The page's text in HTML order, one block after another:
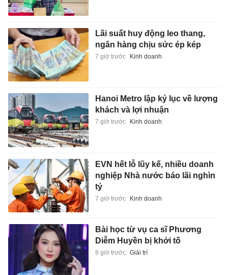
Lãi suất huy động leo thang,
ngân hàng chịu sức ép kép
7 giờ trước Kinh doanh
Hanoi Metro lập kỷ lục về lượng
khách và lợi nhuận
7 giờ trước Kinh doanh
EVN hết lỗ lũy kế, nhiều doanh
nghiệp Nhà nước báo lãi nghìn
tỷ
7 giờ trước Kinh doanh
Bài học từ vụ ca sĩ Phương
Diễm Huyền bị khởi tố
8 giờ trước Giải trí